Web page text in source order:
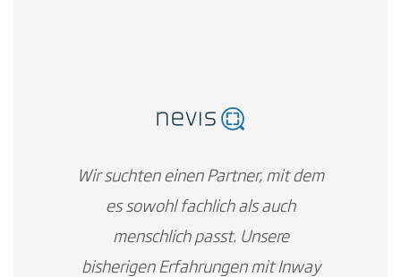
Wir suchten einen Partner, mit dem
es sowohl fachlich als auch
menschlich passt. Unsere
bisherigen Erfahrungen mit Inway